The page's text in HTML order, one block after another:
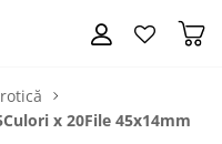
x 20File 45x14mm